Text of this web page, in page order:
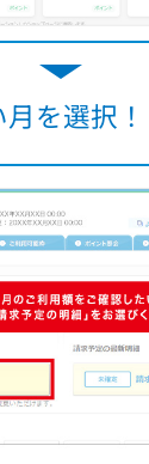
を選択！